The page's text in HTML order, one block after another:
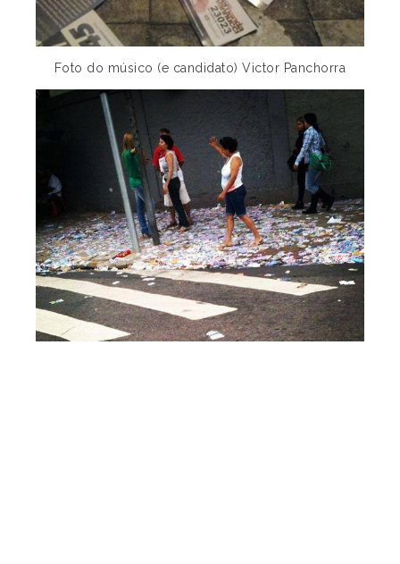
Foto do músico (e candidato) Victor Panchorra